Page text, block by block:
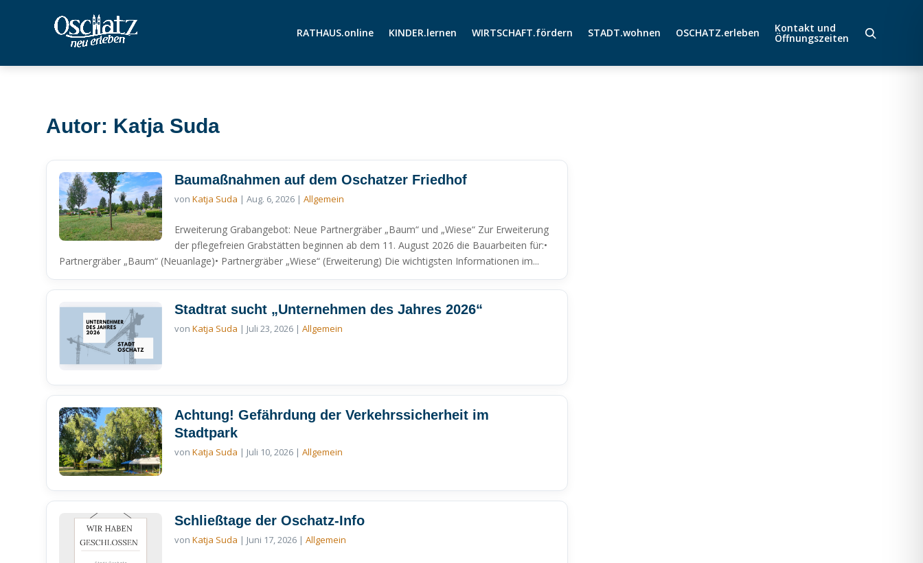
RATHAUS.online KINDER.lernen WIRTSCHAFT.fördern STADT.wohnen OSCHATZ.erleben Kontakt und
Öffnungszeiten
Autor: Katja Suda
Baumaßnahmen auf dem Oschatzer Friedhof
vonKatja Suda |Aug. 6, 2026 |Allgemein
Erweiterung Grabangebot: Neue Partnergräber „Baum“ und „Wiese“ Zur Erweiterung
der pflegefreien Grabstätten beginnen ab dem 11. August 2026 die Bauarbeiten für:•
Partnergräber „Baum“ (Neuanlage)• Partnergräber „Wiese“ (Erweiterung) Die wichtigsten Informationen im...
Stadtrat sucht „Unternehmen des Jahres 2026“
vonKatja Suda | Juli 23, 2026 |Allgemein
Achtung! Gefährdung der Verkehrssicherheit im
Stadtpark
vonKatja Suda | Juli 10, 2026 |Allgemein
Schließtage der Oschatz-Info
vonKatja Suda | Juni 17, 2026 |Allgemein